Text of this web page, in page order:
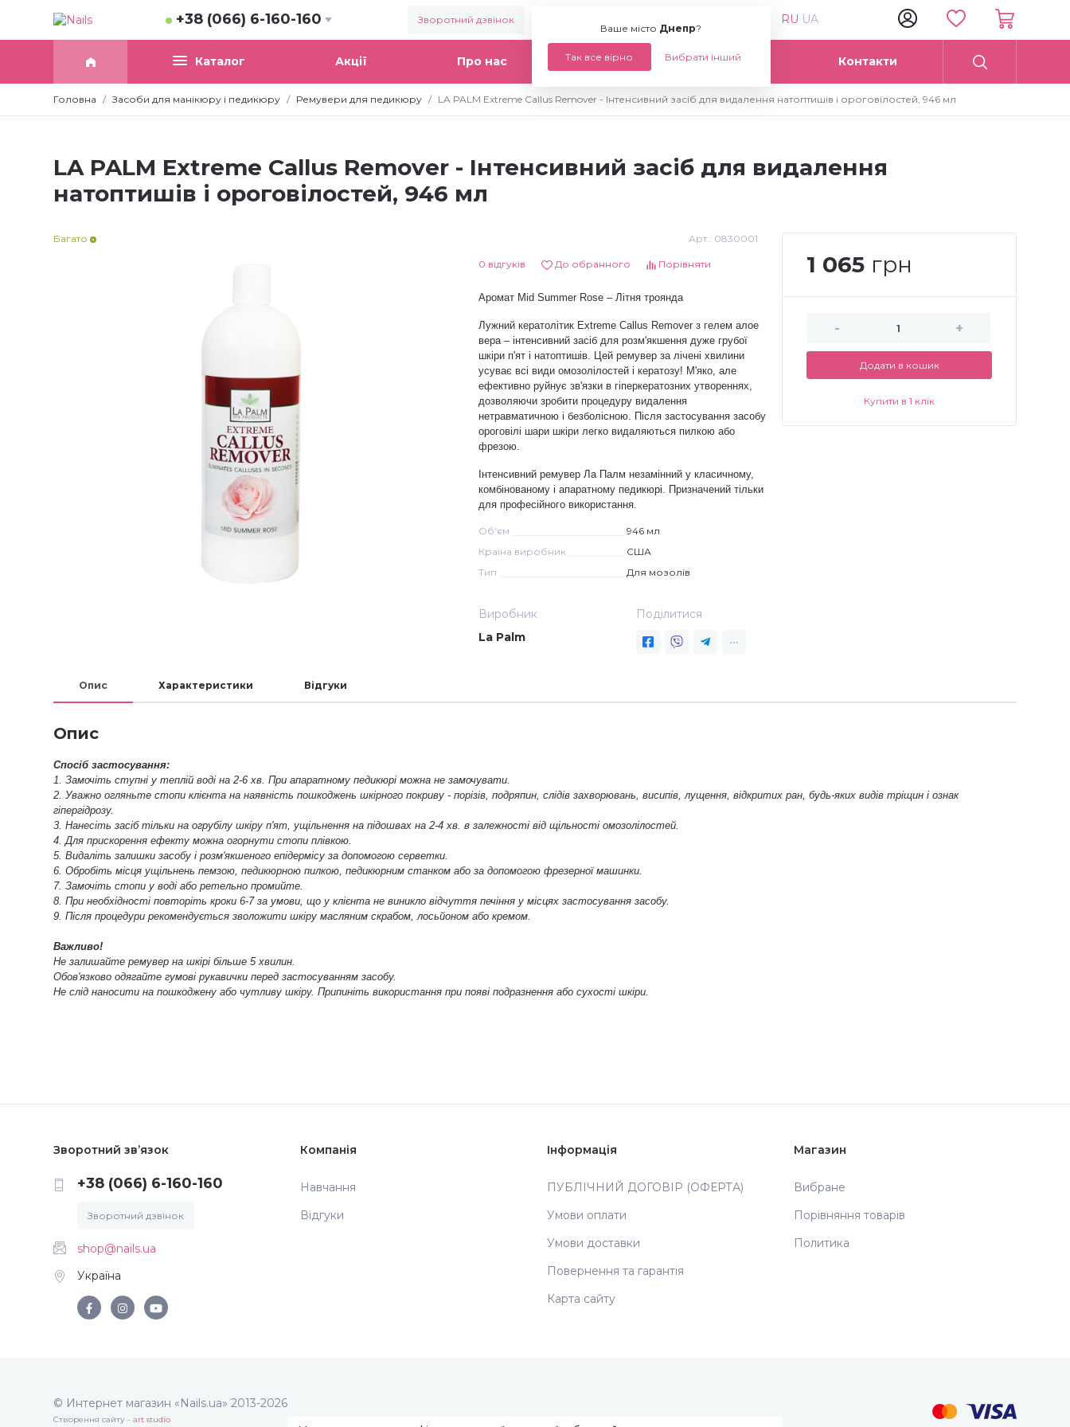
+38 (066) 6-160-160 Зворотний дзвінок
Ваше місто Днепр?
Так все вірно Вибрати інший
RU UA
Каталог Акції Про нас Статті Опт Контакти
Головна Засоби для манікюру і педикюру Ремувери для педикюру LA PALM Extreme Callus Remover - Інтенсивний засіб для видалення натоптишів і ороговілостей, 946 мл
LA PALM Extreme Callus Remover - Інтенсивний засіб для видалення
натоптишів і ороговілостей, 946 мл
Багато Арт.: 0830001
0 відгуків До обранного Порівняти
Аромат Mid Summer Rose – Літня троянда
Лужний кератолітик Extreme Callus Remover з гелем алое
вера – інтенсивний засіб для розм'якшення дуже грубої
шкіри п'ят і натоптишів. Цей ремувер за лічені хвилини
усуває всі види омозолілостей і кератозу! М'яко, але
ефективно руйнує зв'язки в гіперкератозних утвореннях,
дозволяючи зробити процедуру видалення
нетравматичною і безболісною. Після застосування засобу
ороговілі шари шкіри легко видаляються пилкою або
фрезою.
Інтенсивний ремувер Ла Палм незамінний у класичному,
комбінованому і апаратному педикюрі. Призначений тільки
для професійного використання.
Об'єм
946 мл
Країна виробник
США
Тип
Для мозолів
Виробник
La Palm
Поділитися
1 065 грн
- +
Додати в кошик
Купити в 1 клік
Опис Характеристики Відгуки
Опис
Спосіб застосування:
1. Замочіть ступні у теплій воді на 2-6 хв. При апаратному педикюрі можна не замочувати.
2. Уважно огляньте стопи клієнта на наявність пошкоджень шкірного покриву - порізів, подряпин, слідів захворювань, висипів, лущення, відкритих ран, будь-яких видів тріщин і ознак
гіпергідрозу.
3. Нанесіть засіб тільки на огрубілу шкіру п'ят, ущільнення на підошвах на 2-4 хв. в залежності від щільності омозолілостей.
4. Для прискорення ефекту можна огорнути стопи плівкою.
5. Видаліть залишки засобу і розм'якшеного епідермісу за допомогою серветки.
6. Обробіть місця ущільнень пемзою, педикюрною пилкою, педикюрним станком або за допомогою фрезерної машинки.
7. Замочіть стопи у воді або ретельно промийте.
8. При необхідності повторіть кроки 6-7 за умови, що у клієнта не виникло відчуття печіння у місцях застосування засобу.
9. Після процедури рекомендується зволожити шкіру масляним скрабом, лосьйоном або кремом.
Важливо!
Не залишайте ремувер на шкірі більше 5 хвилин.
Обов'язково одягайте гумові рукавички перед застосуванням засобу.
Не слід наносити на пошкоджену або чутливу шкіру. Припиніть використання при появі подразнення або сухості шкіри.
Зворотний зв’язок
+38 (066) 6-160-160
Зворотний дзвінок
shop@nails.ua
Україна
Компанія
Навчання
Відгуки
Інформація
ПУБЛІЧНИЙ ДОГОВІР (ОФЕРТА)
Умови оплати
Умови доставки
Повернення та гарантія
Карта сайту
Магазин
Вибране
Порівняння товарів
Политика
© Интернет магазин «Nails.ua» 2013-2026
Створення сайту - art studio